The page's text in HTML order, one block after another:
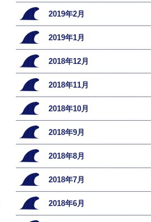
2019年2月
2019年1月
2018年12月
2018年11月
2018年10月
2018年9月
2018年8月
2018年7月
2018年6月